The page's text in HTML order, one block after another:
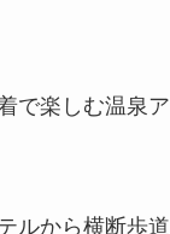
で楽しむ温泉
ルから横断歩